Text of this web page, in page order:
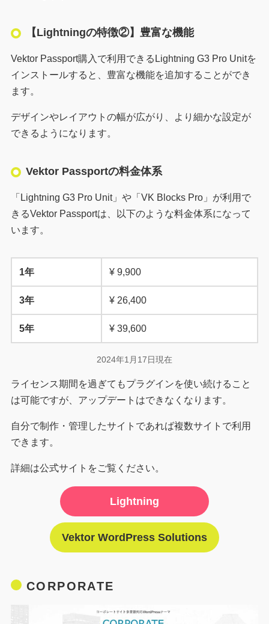
【Lightningの特徴②】豊富な機能
Vektor Passport購入で利用できるLightning G3 Pro Unitを
インストールすると、豊富な機能を追加することができ
ます。
デザインやレイアウトの幅が広がり、より細かな設定が
できるようになります。
Vektor Passportの料金体系
「Lightning G3 Pro Unit」や「VK Blocks Pro」が利用で
きるVektor Passportは、以下のような料金体系になって
います。
1年 ¥ 9,900
3年 ¥ 26,400
5年 ¥ 39,600
2024年1月17日現在
ライセンス期間を過ぎてもプラグインを使い続けること
は可能ですが、アップデートはできなくなります。
自分で制作・管理したサイトであれば複数サイトで利用
できます。
詳細は公式サイトをご覧ください。
Lightning
Vektor WordPress Solutions
CORPORATE